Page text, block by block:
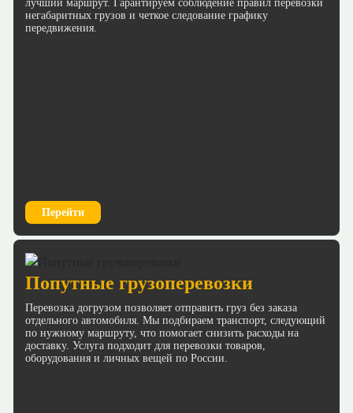
лучший маршрут. Гарантируем соблюдение правил перевозки
негабаритных грузов и четкое следование графику
передвижения.
Перейти
Попутные грузоперевозки
Перевозка догрузом позволяет отправить груз без заказа
отдельного автомобиля. Мы подбираем транспорт, следующий
по нужному маршруту, что помогает снизить расходы на
доставку. Услуга подходит для перевозки товаров,
оборудования и личных вещей по России.